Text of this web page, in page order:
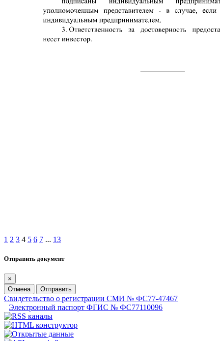
1 2 3 4 5 6 7 ... 13
Отправить документ
×
Отмена
Отправить
Свидетельство о регистрации СМИ № ФС77-47467
Электронный паспорт ФГИС № ФС77110096